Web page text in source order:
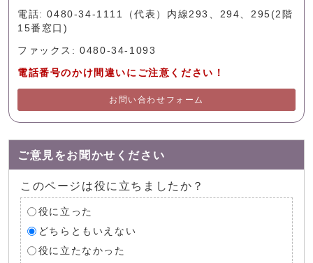
電話: 0480-34-1111（代表）内線293、294、295(2階
15番窓口)
ファックス: 0480-34-1093
電話番号のかけ間違いにご注意ください！
お問い合わせフォーム
ご意見をお聞かせください
このページは役に立ちましたか？
役に立った
どちらともいえない
役に立たなかった